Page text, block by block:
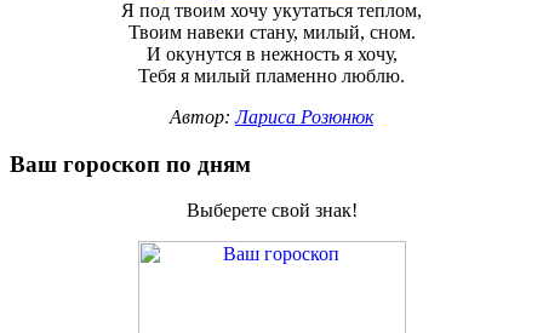
Я под твоим хочу укутаться теплом,
Твоим навеки стану, милый, сном.
И окунутся в нежность я хочу,
Тебя я милый пламенно люблю.
Автор:Лариса Розюнюк
Ваш гороскоп по дням
Выберете свой знак!